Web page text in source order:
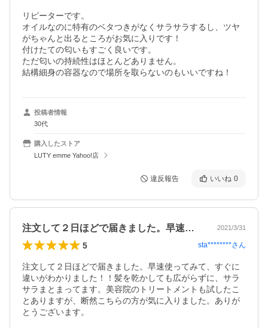
リピーターです。
オイルなのに特有のベタつきがなくサラサラするし、ツヤ
がちゃんと出るところがお気に入りです！
付けたての匂いもすごく良いです。
ただ匂いの持続性はほとんどありません。
結構細身の容器なので場所を取らないのもいいですね！
投稿者情報
30代
購入したストア
LUTY emme Yahoo!店
違反報告 いいね 0
注文して２日ほどで届きました。早速使っ… 2021/3/31
5 sta********さん
注文して２日ほどで届きました。早速使ってみて、すぐに
違いがわかりました！！髪を乾かしても広がらずに、サラ
サラまとまってます。美容院のトリートメントも試したこ
とありますが、断然こちらの方が気に入りました。ありが
とうございます。